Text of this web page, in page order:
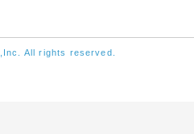
All rights reserved.